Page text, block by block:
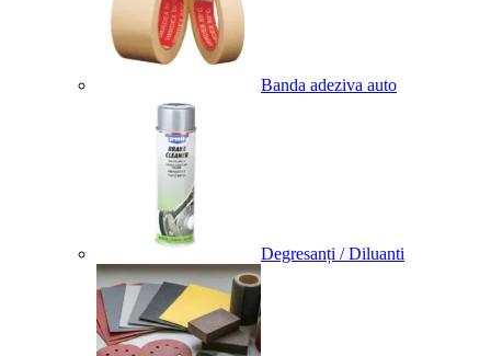
Banda adeziva auto
Degresanți / Diluanti